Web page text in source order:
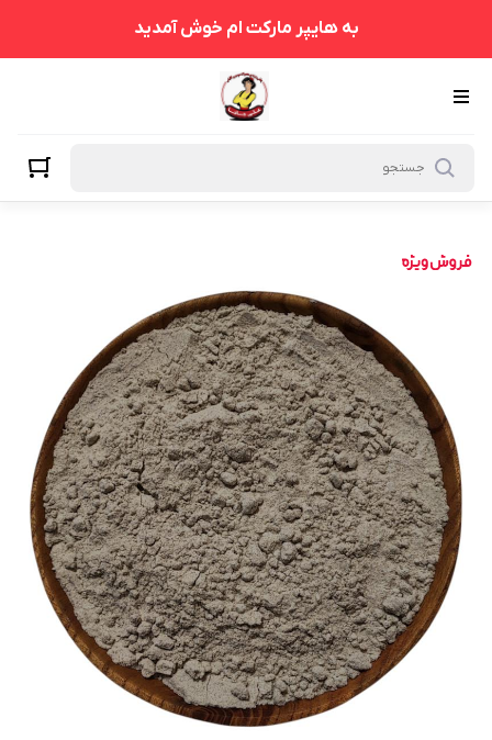
به هایپر مارکت ام خوش آمدید